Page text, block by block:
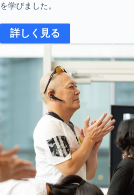
を学びました。
詳しく見る